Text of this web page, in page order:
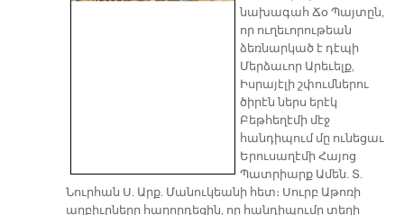
նախագահ Ճօ Պայտըն,
որ ուղեւորութեան
ձեռնարկած է դէպի
Մերձաւոր Արեւելք,
Իսրայէլի շփումներու
ծիրէն ներս երէկ
Բեթհեղէմի մէջ
հանդիպում մը ունեցաւ
Երուսաղէմի Հայոց
Պատրիարք Ամեն. Տ.
Նուրհան Ս. Արք. Մանուկեանի հետ։ Սուրբ Աթոռի
աղբիւրները հաղորդեցին, որ հանդիպումը տեղի